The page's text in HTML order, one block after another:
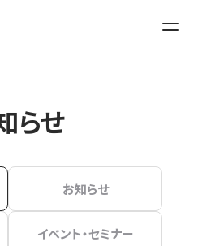
らせ
お知らせ
イベント・セミナー